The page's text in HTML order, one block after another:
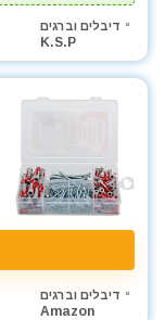
דיבלים וברגים
K.S.P
דיבלים וברגים
Amazon